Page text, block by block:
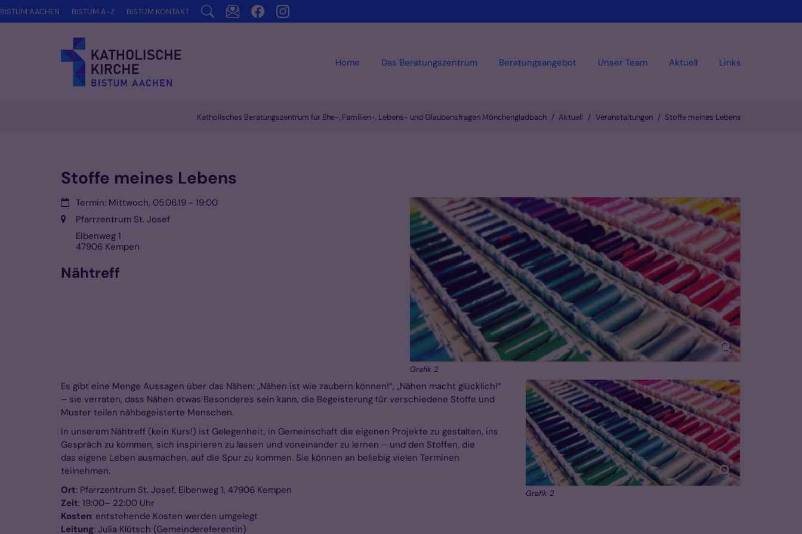
Zum Inhalt springen
Home Das Beratungszentrum Beratungsangebot Unser Team Aktuell Links
BISTUM AACHEN BISTUM A-Z BISTUM KONTAKT
Katholisches Beratungszentrum für Ehe-, Familien-, Lebens- und Glaubensfragen Mönchengladbach Aktuell Veranstaltungen Stoffe meines Lebens
Stoffe meines Lebens
Grafik 2
Datum:Termin: Mittwoch, 05.06.19 - 19:00
Ort: Pfarrzentrum St. Josef
Eibenweg 1
47906 Kempen
Nähtreff
Grafik 2
Es gibt eine Menge Aussagen über das Nähen: „Nähen ist wie zaubern können!“, „Nähen macht glücklich!“
– sie verraten, dass Nähen etwas Besonderes sein kann, die Begeisterung für verschiedene Stoffe und
Muster teilen nähbegeisterte Menschen.
In unserem Nähtreff (kein Kurs!) ist Gelegenheit, in Gemeinschaft die eigenen Projekte zu gestalten, ins
Gespräch zu kommen, sich inspirieren zu lassen und voneinander zu lernen – und den Stoffen, die
das eigene Leben ausmachen, auf die Spur zu kommen. Sie können an beliebig vielen Terminen
teilnehmen.
Ort: Pfarrzentrum St. Josef, Eibenweg 1, 47906 Kempen
Zeit: 19:00– 22:00 Uhr
Kosten: entstehende Kosten werden umgelegt
Leitung: Julia Klütsch (Gemeindereferentin)